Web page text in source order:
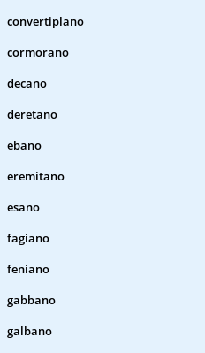
convertiplano
cormorano
decano
deretano
ebano
eremitano
esano
fagiano
feniano
gabbano
galbano